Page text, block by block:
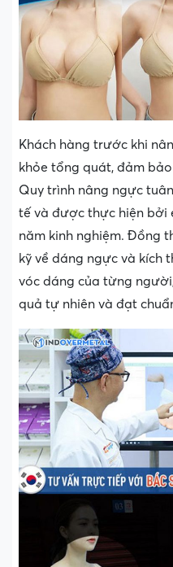
Khách hàng trước khi
khỏe tổng quát, đảm
Quy trình nâng ngực
tế và được thực hiện bởi
năm kinh nghiệm. Đồng
kỹ về dáng ngực và kích
vóc dáng của từng
quả tự nhiên và đạt